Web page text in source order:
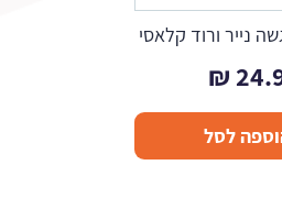
נייר ורוד קלאסי
₪
לסל